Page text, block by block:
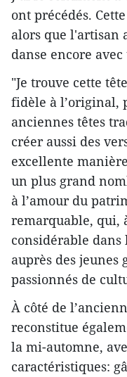
ont précédés.
alors que l'artisan
danse encore
"Je trouve cette
fidèle à l’original,
anciennes têtes
créer aussi des
excellente
un plus grand
à l’amour du
remarquable, qui,
considérable
auprès des jeunes
passionnés de
À côté de
reconstitue
la mi-automne,
caractéristiques: